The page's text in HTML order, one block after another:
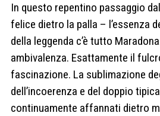
In questo repentino passaggio
felice dietro la palla – l’essenza
della leggenda c’è tutto
ambivalenza. Esattamente il
fascinazione. La sublimazione
dell’incoerenza e del doppio
continuamente affannati dietro